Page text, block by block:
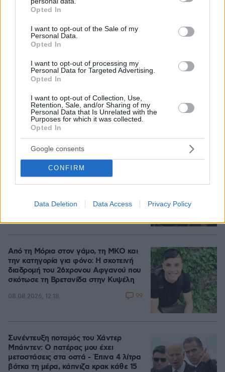
grant or deny consent to Google and its third-party tags to
use your data for below specified purposes in below Google
consent section.
Opted In
I want to opt-out of the Sale of my
Personal Data.
Opted In
I want to opt-out of processing my
Personal Data for Targeted Advertising.
Opted In
I want to opt-out of Collection, Use,
Retention, Sale, and/or Sharing of my
Personal Data that Is Unrelated with the
Purposes for which it was collected.
Opted In
Google consents
CONFIRM
Data Deletion Data Access Privacy Policy
Εγκαταλείπει το κόμμα Καρυστιανού και ο
επιχειρηματίας Νίκος Μπρουτζάκης: Καταγγέλλει
κλειστή κάστα, «λένε προδότες και πληρωμένους
όσους αποχωρούν»
Ανάλυση: Γιατί ο αρχηγός των
αμερικανικών Ενόπλων Δυνάμεων
ψάχνει απεμπλοκή από το Ιράν - Οι
ελλείψεις σε πυρομαχικά
Από τη Μόρια στον γάμο, τη ΜΚΟ και
την κατηγορία για φόνο: Η σκοτεινή
διαδρομή του 26χρονου Αφγανού που
σκότωσε τη Βρετανίδα στην Κυψέλη
08.08.2026, 12:18 99
Συνέντευξη ποταμός του Χάντερ
Μπάιντεν: Ο πατέρας μου έχει
μεταστάσεις στα οστά - Έπινα 4 λίτρα
βότκα τη μέρα, κάπνιζα κρακ κάθε 15